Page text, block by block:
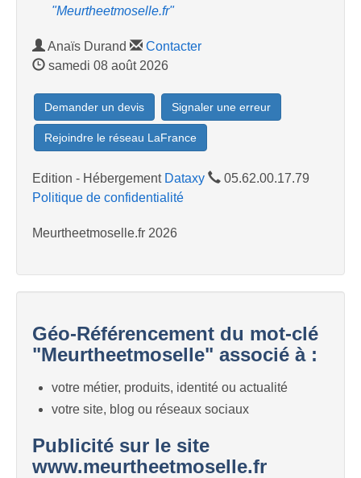
"Meurtheetmoselle.fr"
Anaïs Durand
Contacter
samedi 08 août 2026
Demander un devis Signaler une erreur
Rejoindre le réseau LaFrance
Edition - Hébergement Dataxy
05.62.00.17.79
Politique de confidentialité
Meurtheetmoselle.fr 2026
Géo-Référencement du mot-clé
"Meurtheetmoselle" associé à :
votre métier, produits, identité ou actualité
votre site, blog ou réseaux sociaux
Publicité sur le site
www.meurtheetmoselle.fr